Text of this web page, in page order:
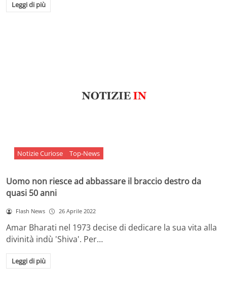
Leggi di più
Notizie Curiose Top-News
Uomo non riesce ad abbassare il braccio destro da
quasi 50 anni
Flash News 26 Aprile 2022
Amar Bharati nel 1973 decise di dedicare la sua vita alla
divinità indù 'Shiva'. Per…
Leggi di più